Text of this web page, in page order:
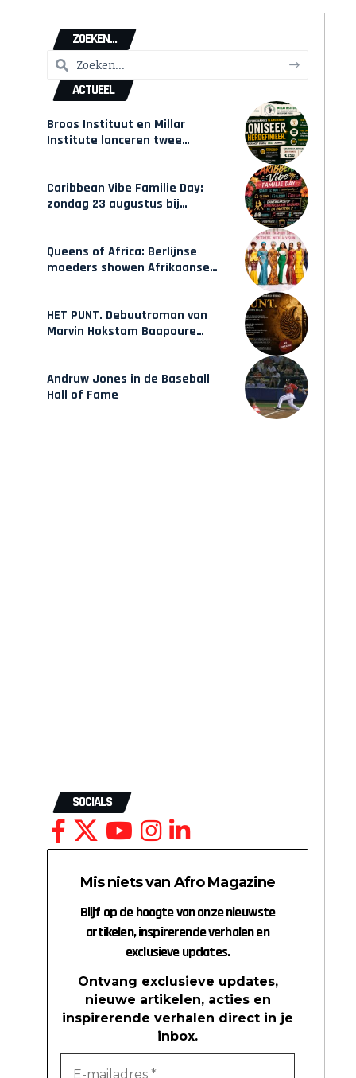
ZOEKEN...
ACTUEEL
Broos Instituut en Millar
Institute lanceren twee
Caribbean Vibe Familie Day:
zondag 23 augustus bij
Queens of Africa: Berlijnse
moeders showen Afrikaanse
HET PUNT. Debuutroman van
Marvin Hokstam Baapoure
Andruw Jones in de Baseball
Hall of Fame
SOCIALS
Mis niets van Afro Magazine
Blijf op de hoogte van onze nieuwste
artikelen, inspirerende verhalen en
exclusieve updates.
Ontvang exclusieve updates,
nieuwe artikelen, acties en
inspirerende verhalen direct in je
inbox.